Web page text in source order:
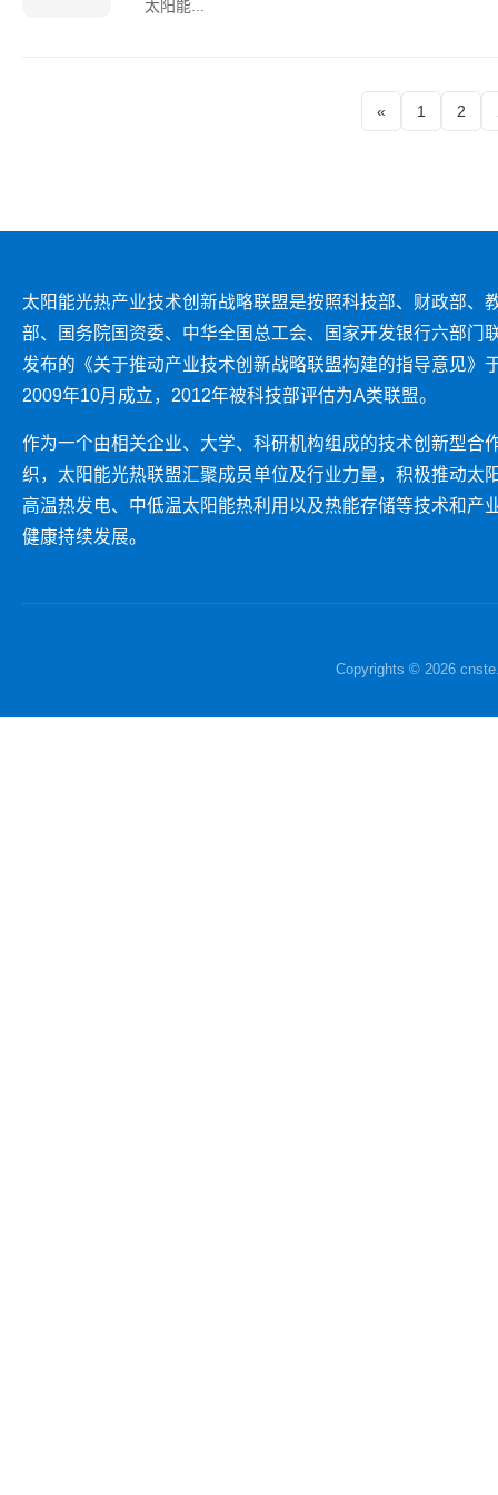
太阳能...
« 1 2
太阳能光热产业技术创新战略联盟是按照科技部、财政部、
部、国务院国资委、中华全国总工会、国家开发银行六部门
发布的《关于推动产业技术创新战略联盟构建的指导意见》
2009年10月成立，2012年被科技部评估为A类联盟。
作为一个由相关企业、大学、科研机构组成的技术创新型合
织，太阳能光热联盟汇聚成员单位及行业力量，积极推动太
高温热发电、中低温太阳能热利用以及热能存储等技术和产
健康持续发展。
Copyrights © 2026